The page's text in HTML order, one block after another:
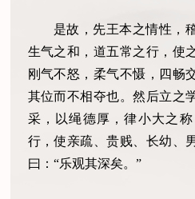
是故，先王本之情性，
生气之和，道五常之行，使
刚气不怒，柔气不慑，四畅
其位而不相夺也。然后立之
采，以绳德厚，律小大之
行，使亲疏、贵贱、长幼、
曰：“乐观其深矣。”